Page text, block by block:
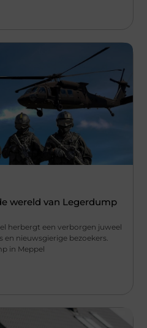
wereld van Legerdump
herbergt een verborgen juweel
nieuwsgierige bezoekers.
in Meppel